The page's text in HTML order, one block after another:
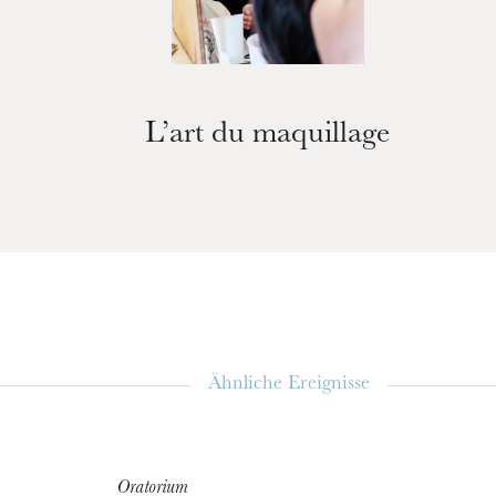
L’art du maquillage
Ähnliche Ereignisse
Oratorium